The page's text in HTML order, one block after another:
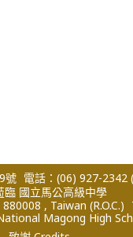
號 電話：(06) 927-2342
臨 國立馬公高級中學
, Taiwan (R.O.C.)
Magong High